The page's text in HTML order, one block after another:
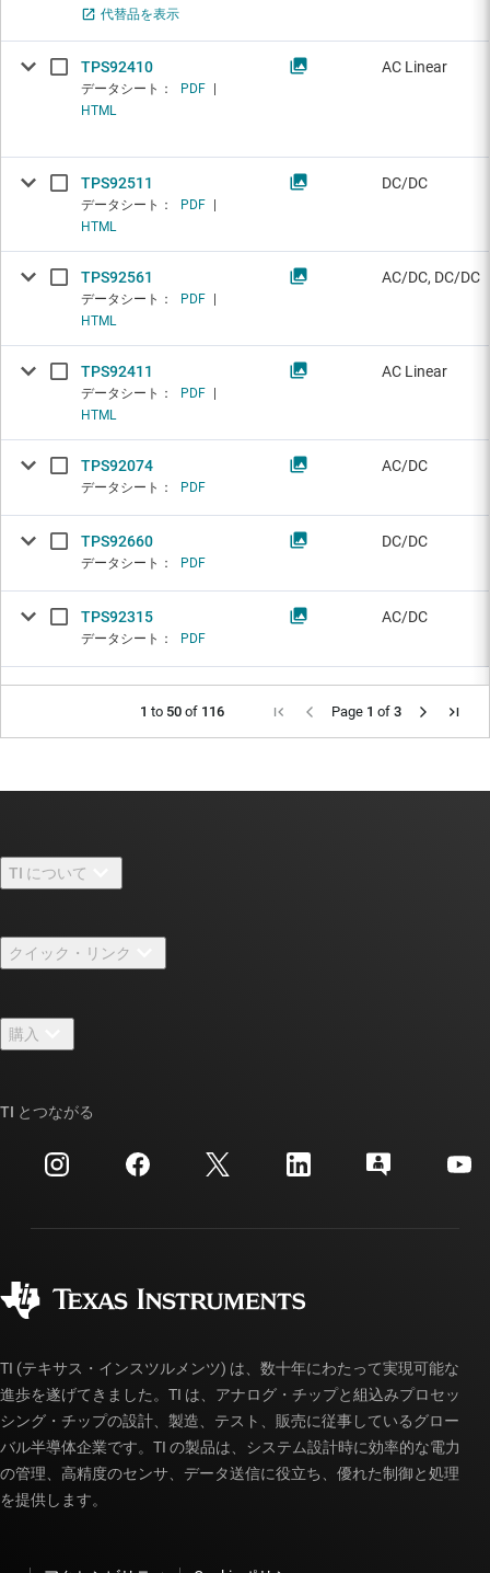
代替品を表示
TPS92410
データシート： PDF
HTML
AC Linear
TPS92511
データシート： PDF
HTML
DC/DC
TPS92561
データシート： PDF
HTML
AC/DC, DC/DC
TPS92411
データシート： PDF
HTML
AC Linear
TPS92074
データシート： PDF
AC/DC
TPS92660
データシート： PDF
DC/DC
TPS92315
データシート： PDF
AC/DC
1 to 50 of 116 Page 1 of 3
TI について
採用情報
ニュース
イベント
投資家向け情報
クイック・リンク
TI E2E™ 設計サポート・フォーラム
クロスリファレンス検索
カスタマー・サポート・センター
myTI アカウントの FAQ
購入
ご注文に関する FAQ
TI とつながる
TI (テキサス・インスツルメンツ) は、数十年にわたって実現可能な
進歩を遂げてきました。TI は、アナログ・チップと組込みプロセッ
シング・チップの設計、製造、テスト、販売に従事しているグロー
バル半導体企業です。TI の製品は、システム設計時に効率的な電力
の管理、高精度のセンサ、データ送信に役立ち、優れた制御と処理
を提供します。